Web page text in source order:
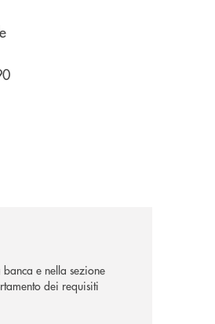
e nella sezione
dei requisiti